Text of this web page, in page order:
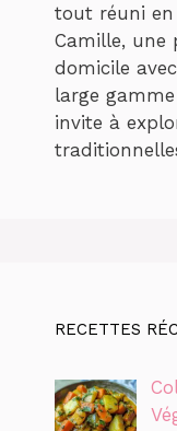
tout réuni en
Camille, une
domicile
large
invite à
RECETTES